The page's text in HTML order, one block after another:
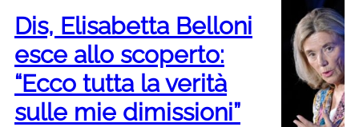
Dis, Elisabetta Belloni
esce allo scoperto:
“Ecco tutta la verità
sulle mie dimissioni”